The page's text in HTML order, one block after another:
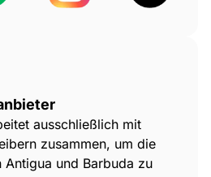
ausschließlich mit
zusammen, um die
und Barbuda zu